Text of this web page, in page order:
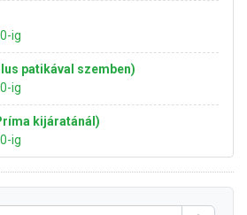
ig
patikával szemben)
ig
kijáratánál)
ig